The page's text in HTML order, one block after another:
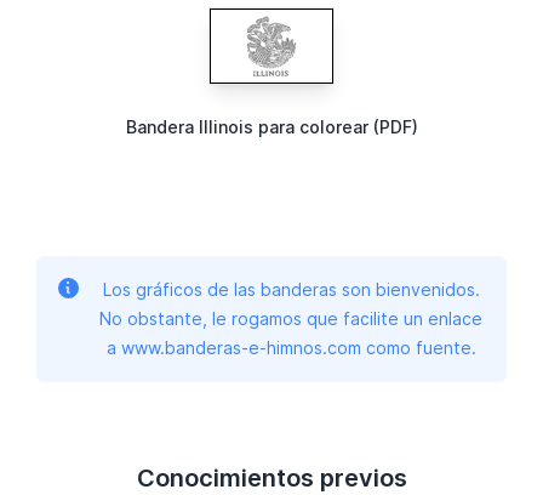
Bandera Illinois para colorear (PDF)
Los gráficos de las banderas son bienvenidos.
No obstante, le rogamos que facilite un enlace
a www.banderas-e-himnos.com como fuente.
Conocimientos previos